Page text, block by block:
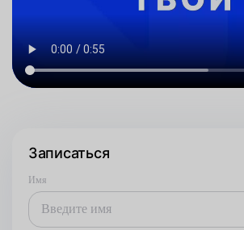
Записаться
Имя